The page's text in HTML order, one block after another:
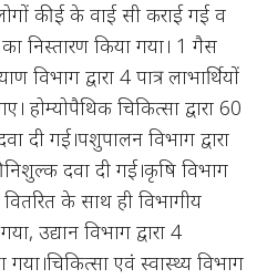
की ई के वाई सी कराई गई व
निस्तारण किया गया। 1 गैस
द्वारा 4 पात्र लाभार्थियों
चिकित्सा द्वारा 60
दी गई।पशुपालन विभाग द्वारा
दवा दी गई।कृषि विभाग
वितरित के साथ ही विभागीय
उद्यान विभाग द्वारा 4
गया।चिकित्सा एवं स्वास्थ्य विभाग